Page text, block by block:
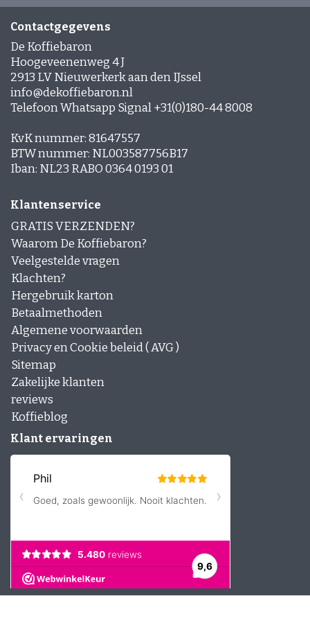
Espresso-rub
Peppermint Mocha
Cinnamon Latte
Laagjes Koffie
Nagerechten en gebak met Koffie
Contactgegevens
De Koffiebaron
Hoogeveenenweg 4 J
2913 LV Nieuwerkerk aan den IJssel
info@dekoffiebaron.nl
Telefoon Whatsapp Signal +31(0)180-44 8008
KvK nummer: 81647557
BTW nummer: NL003587756B17
Iban: NL23 RABO 0364 0193 01
Klantenservice
GRATIS VERZENDEN?
Waarom De Koffiebaron?
Veelgestelde vragen
Klachten?
Hergebruik karton
Betaalmethoden
Algemene voorwaarden
Privacy en Cookie beleid ( AVG )
Sitemap
Zakelijke klanten
reviews
Koffieblog
Klant ervaringen